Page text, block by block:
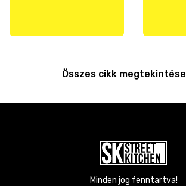
Összes cikk megtekintése
Minden jog fenntartva!